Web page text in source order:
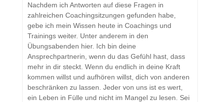
Nachdem ich Antworten auf diese Fragen in
zahlreichen Coachingsitzungen gefunden habe,
gebe ich mein Wissen heute in Coachings und
Trainings weiter. Unter anderem in den
Übungsabenden hier. Ich bin deine
Ansprechpartnerin, wenn du das Gefühl hast, dass
mehr in dir steckt. Wenn du endlich in deine Kraft
kommen willst und aufhören willst, dich von anderen
beschränken zu lassen. Jeder von uns ist es wert,
ein Leben in Fülle und nicht im Mangel zu lesen. Sei